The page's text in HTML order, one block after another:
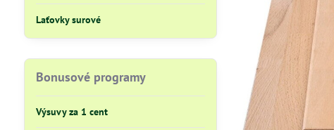
Laťovky surové
Bonusové programy
Výsuvy za 1 cent